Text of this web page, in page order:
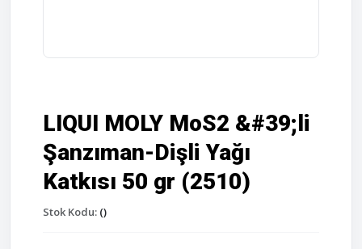
LIQUI MOLY MoS2 &#39;li
Şanzıman-Dişli Yağı
Katkısı 50 gr (2510)
Stok Kodu: ()